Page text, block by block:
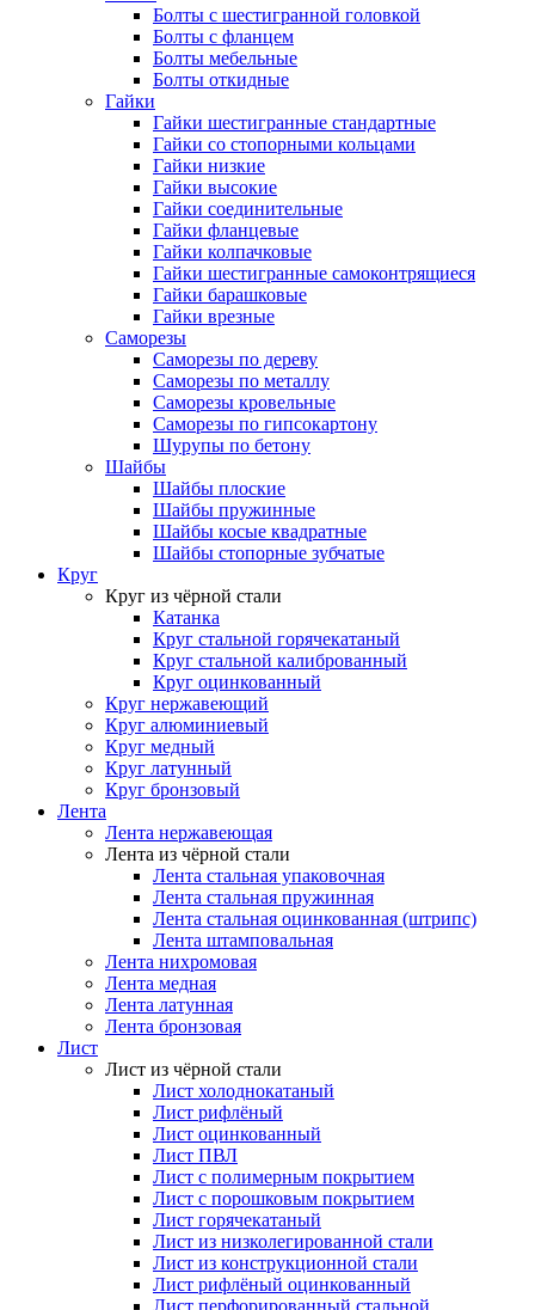
Болты с шестигранной головкой
Болты с фланцем
Болты мебельные
Болты откидные
Гайки
Гайки шестигранные стандартные
Гайки со стопорными кольцами
Гайки низкие
Гайки высокие
Гайки соединительные
Гайки фланцевые
Гайки колпачковые
Гайки шестигранные самоконтрящиеся
Гайки барашковые
Гайки врезные
Саморезы
Саморезы по дереву
Саморезы по металлу
Саморезы кровельные
Саморезы по гипсокартону
Шурупы по бетону
Шайбы
Шайбы плоские
Шайбы пружинные
Шайбы косые квадратные
Шайбы стопорные зубчатые
Круг
Круг из чёрной стали
Катанка
Круг стальной горячекатаный
Круг стальной калиброванный
Круг оцинкованный
Круг нержавеющий
Круг алюминиевый
Круг медный
Круг латунный
Круг бронзовый
Лента
Лента нержавеющая
Лента из чёрной стали
Лента стальная упаковочная
Лента стальная пружинная
Лента стальная оцинкованная (штрипс)
Лента штамповальная
Лента нихромовая
Лента медная
Лента латунная
Лента бронзовая
Лист
Лист из чёрной стали
Лист холоднокатаный
Лист рифлёный
Лист оцинкованный
Лист ПВЛ
Лист с полимерным покрытием
Лист с порошковым покрытием
Лист горячекатаный
Лист из низколегированной стали
Лист из конструкционной стали
Лист рифлёный оцинкованный
Лист перфорированный стальной